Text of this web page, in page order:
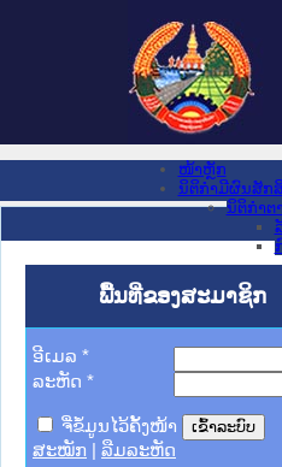
ໜ້າຫຼັກ
ນິຕິກໍາມີຜົນສັກ
ນິຕິກໍາຕ
ພື້ນທີ່ຂອງສະມາຊິກ
ອີເມລ *
ລະຫັດ *
ຈື່ຂໍ້ມູນໄວ້ຄັ້ງໜ້າ
ສະໝັກ
ລືມລະຫັດ